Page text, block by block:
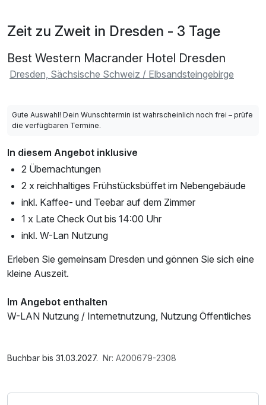
Zeit zu Zweit in Dresden - 3 Tage
Best Western Macrander Hotel Dresden
Dresden, Sächsische Schweiz / Elbsandsteingebirge
Gute Auswahl! Dein Wunschtermin ist wahrscheinlich noch frei – prüfe
die verfügbaren Termine.
In diesem Angebot inklusive
2 Übernachtungen
2 x reichhaltiges Frühstücksbüffet im Nebengebäude
inkl. Kaffee- und Teebar auf dem Zimmer
1 x Late Check Out bis 14:00 Uhr
inkl. W-Lan Nutzung
Erleben Sie gemeinsam Dresden und gönnen Sie sich eine
kleine Auszeit.
Im Angebot enthalten
W-LAN Nutzung / Internetnutzung, Nutzung Öffentliches
Buchbar bis 31.03.2027. Nr: A200679-2308